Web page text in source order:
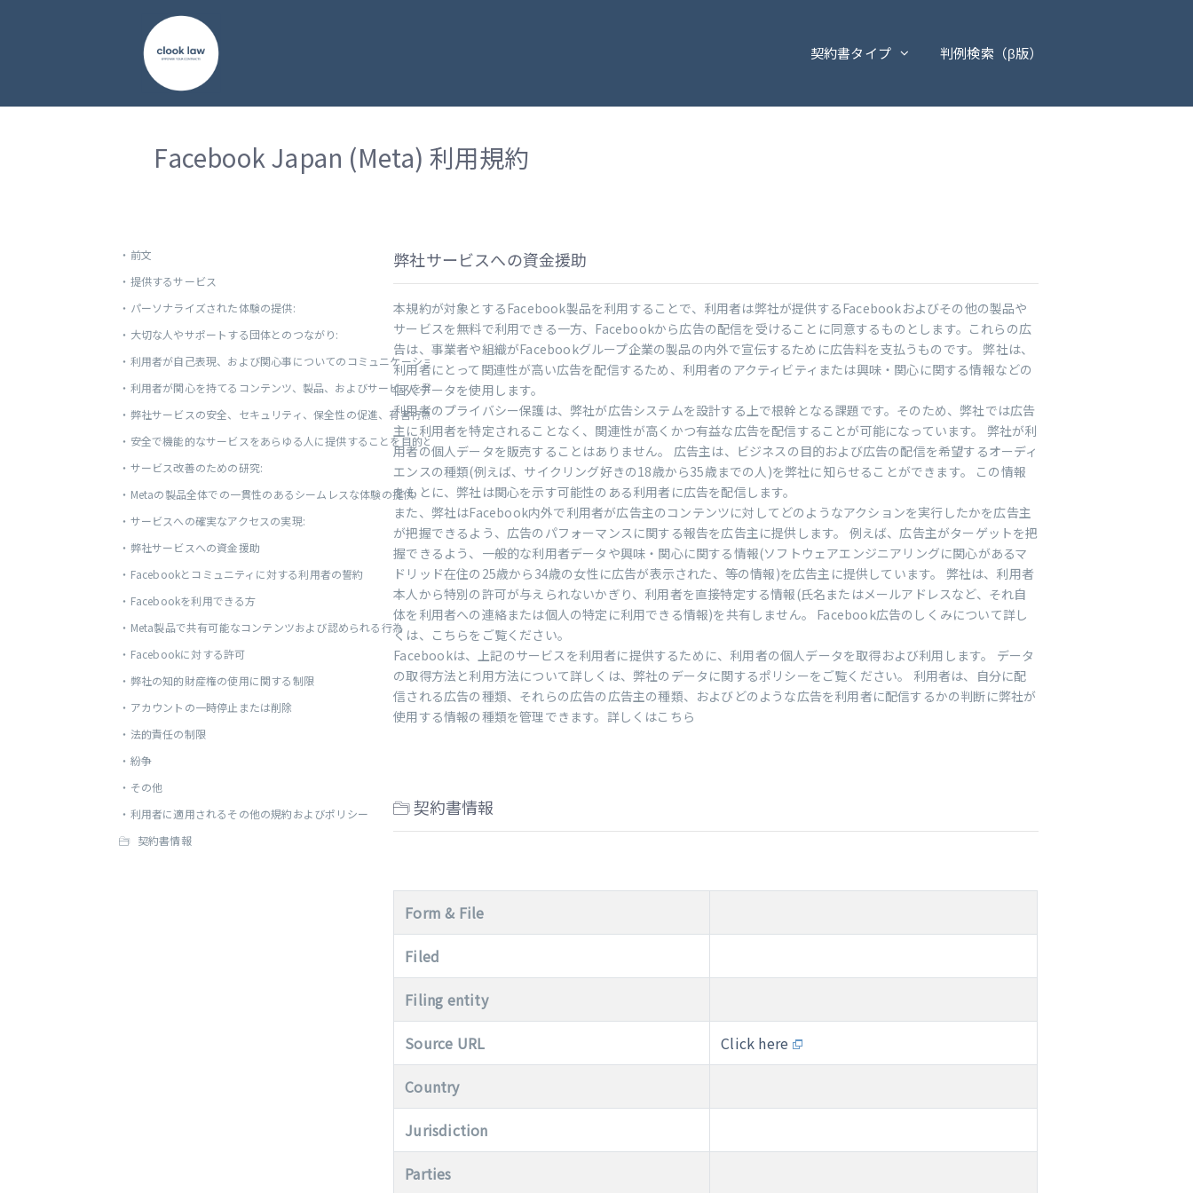
契約書タイプ 判例検索（β版）
Facebook Japan (Meta) 利用規約
・ 前文
・ 提供するサービス
・ パーソナライズされた体験の提供:
・ 大切な人やサポートする団体とのつながり:
・ 利用者が自己表現、および関心事についてのコミュニケーションを行う手段の提供:
・ 利用者が関心を持てるコンテンツ、製品、およびサービスを発見するための支援:
・ 弊社サービスの安全、セキュリティ、保全性の促進、有害行為の撲滅、および利用者コミ...
・ 安全で機能的なサービスをあらゆる人に提供することを目的とした先進技術の使用と開発...
・ サービス改善のための研究:
・ Metaの製品全体での一貫性のあるシームレスな体験の提供:
・ サービスへの確実なアクセスの実現:
・ 弊社サービスへの資金援助
・ Facebookとコミュニティに対する利用者の誓約
・ Facebookを利用できる方
・ Meta製品で共有可能なコンテンツおよび認められる行為
・ Facebookに対する許可
・ 弊社の知的財産権の使用に関する制限
・ アカウントの一時停止または削除
・ 法的責任の制限
・ 紛争
・ その他
・ 利用者に適用されるその他の規約およびポリシー
契約書情報
弊社サービスへの資金援助
本規約が対象とするFacebook製品を利用することで、利用者は弊社が提供するFacebookおよびその他の製品や
サービスを無料で利用できる一方、Facebookから広告の配信を受けることに同意するものとします。これらの広
告は、事業者や組織がFacebookグループ企業の製品の内外で宣伝するために広告料を支払うものです。 弊社は、
利用者にとって関連性が高い広告を配信するため、利用者のアクティビティまたは興味・関心に関する情報などの
個人データを使用します。
利用者のプライバシー保護は、弊社が広告システムを設計する上で根幹となる課題です。そのため、弊社では広告
主に利用者を特定されることなく、関連性が高くかつ有益な広告を配信することが可能になっています。 弊社が利
用者の個人データを販売することはありません。 広告主は、ビジネスの目的および広告の配信を希望するオーディ
エンスの種類(例えば、サイクリング好きの18歳から35歳までの人)を弊社に知らせることができます。 この情報
をもとに、弊社は関心を示す可能性のある利用者に広告を配信します。
また、弊社はFacebook内外で利用者が広告主のコンテンツに対してどのようなアクションを実行したかを広告主
が把握できるよう、広告のパフォーマンスに関する報告を広告主に提供します。 例えば、広告主がターゲットを把
握できるよう、一般的な利用者データや興味・関心に関する情報(ソフトウェアエンジニアリングに関心があるマ
ドリッド在住の25歳から34歳の女性に広告が表示された、等の情報)を広告主に提供しています。 弊社は、利用者
本人から特別の許可が与えられないかぎり、利用者を直接特定する情報(氏名またはメールアドレスなど、それ自
体を利用者への連絡または個人の特定に利用できる情報)を共有しません。 Facebook広告のしくみについて詳し
くは、こちらをご覧ください。
Facebookは、上記のサービスを利用者に提供するために、利用者の個人データを取得および利用します。 データ
の取得方法と利用方法について詳しくは、弊社のデータに関するポリシーをご覧ください。 利用者は、自分に配
信される広告の種類、それらの広告の広告主の種類、およびどのような広告を利用者に配信するかの判断に弊社が
使用する情報の種類を管理できます。詳しくはこちら
契約書情報
Form & File
Filed
Filing entity
Source URL Click here
Country
Jurisdiction
Parties